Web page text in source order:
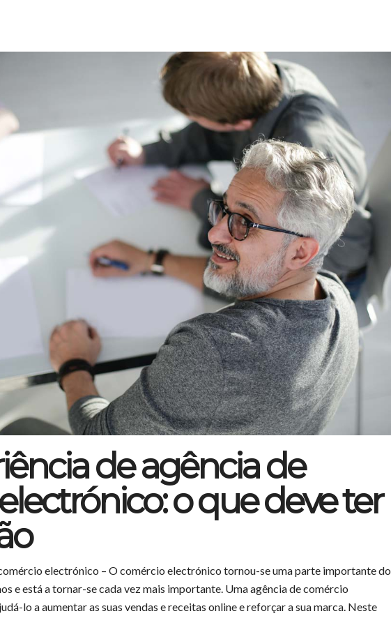
de agência de
o que deve ter
electrónico – O comércio electrónico tornou-se uma parte importante do
e está a tornar-se cada vez mais importante. Uma agência de comércio
lo a aumentar as suas vendas e receitas online e reforçar a sua marca. Neste